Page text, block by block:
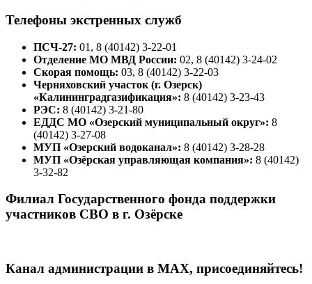
Телефоны экстренных служб
ПСЧ-27: 01, 8 (40142) 3-22-01
Отделение МО МВД России: 02, 8 (40142) 3-24-02
Скорая помощь: 03, 8 (40142) 3-22-03
Черняховский участок (г. Озерск)
«Калининградгазификация»: 8 (40142) 3-23-43
РЭС: 8 (40142) 3-21-80
ЕДДС МО «Озерский муниципальный округ»: 8
(40142) 3-27-08
МУП «Озерский водоканал»: 8 (40142) 3-28-28
МУП «Озёрская управляющая компания»: 8 (40142)
3-32-82
Филиал Государственного фонда поддержки
участников СВО в г. Озёрске
Канал администрации в МАХ, присоединяйтесь!